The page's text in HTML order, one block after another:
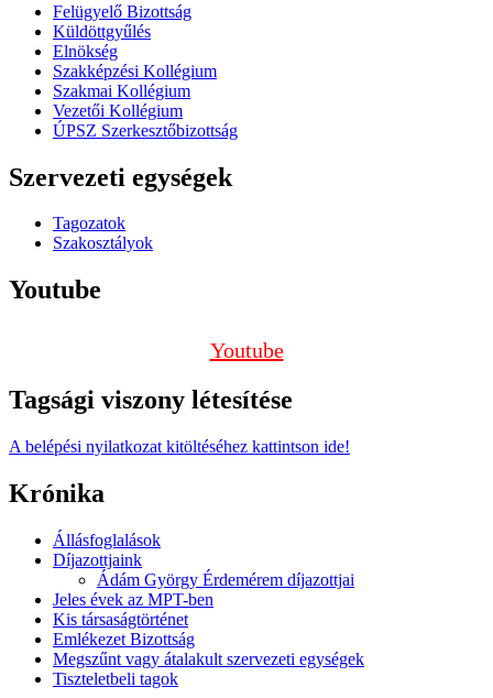
Felügyelő Bizottság
Küldöttgyűlés
Elnökség
Szakképzési Kollégium
Szakmai Kollégium
Vezetői Kollégium
ÚPSZ Szerkesztőbizottság
Szervezeti egységek
Tagozatok
Szakosztályok
Youtube
Youtube
Tagsági viszony létesítése
A belépési nyilatkozat kitöltéséhez kattintson ide!
Krónika
Állásfoglalások
Díjazottjaink
Ádám György Érdemérem díjazottjai
Jeles évek az MPT-ben
Kis társaságtörténet
Emlékezet Bizottság
Megszűnt vagy átalakult szervezeti egységek
Tiszteletbeli tagok